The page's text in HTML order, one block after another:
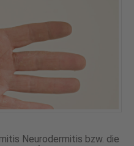
Neurodermitis bzw. die